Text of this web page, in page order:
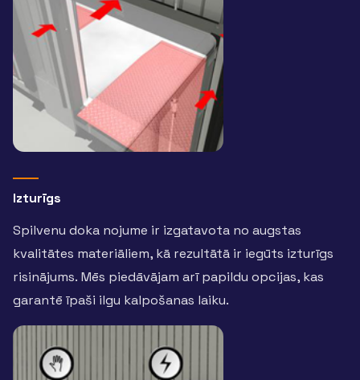
Izturīgs
Spilvenu doka nojume ir izgatavota no augstas
kvalitātes materiāliem, kā rezultātā ir iegūts izturīgs
risinājums. Mēs piedāvājam arī papildu opcijas, kas
garantē īpaši ilgu kalpošanas laiku.